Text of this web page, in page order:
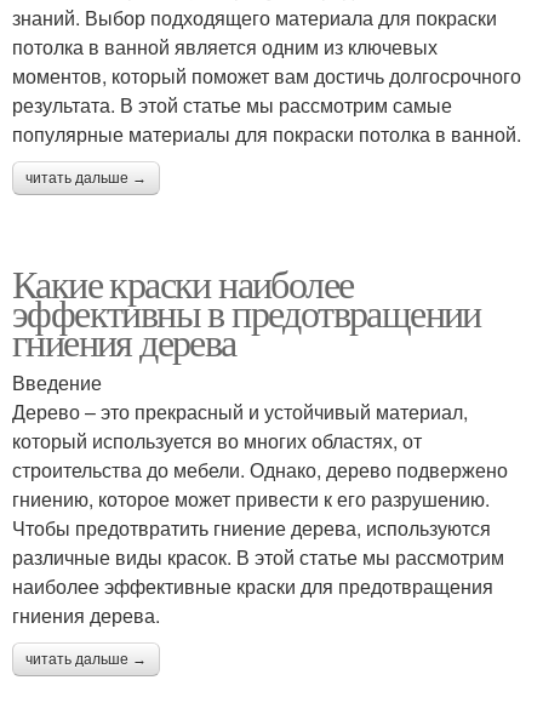
знаний. Выбор подходящего материала для покраски
потолка в ванной является одним из ключевых
моментов, который поможет вам достичь долгосрочного
результата. В этой статье мы рассмотрим самые
популярные материалы для покраски потолка в ванной.
читать дальше →
Какие краски наиболее
эффективны в предотвращении
гниения дерева
Введение
Дерево – это прекрасный и устойчивый материал,
который используется во многих областях, от
строительства до мебели. Однако, дерево подвержено
гниению, которое может привести к его разрушению.
Чтобы предотвратить гниение дерева, используются
различные виды красок. В этой статье мы рассмотрим
наиболее эффективные краски для предотвращения
гниения дерева.
читать дальше →